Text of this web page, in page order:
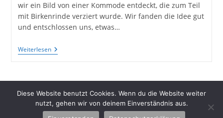
wir ein Bild von einer Kommode entdeckt, die zum Teil
mit Birkenrinde verziert wurde. Wir fanden die Idee gut
und entschlossen uns, etwas…
WeiterlesenAlte
Antike
Gestaltet
Mit
Birkenrinde
–
Upcycling
Diese Website benutzt Cookies. Wenn du die Website weiter
nutzt, gehen wir von deinem Einverständnis aus.